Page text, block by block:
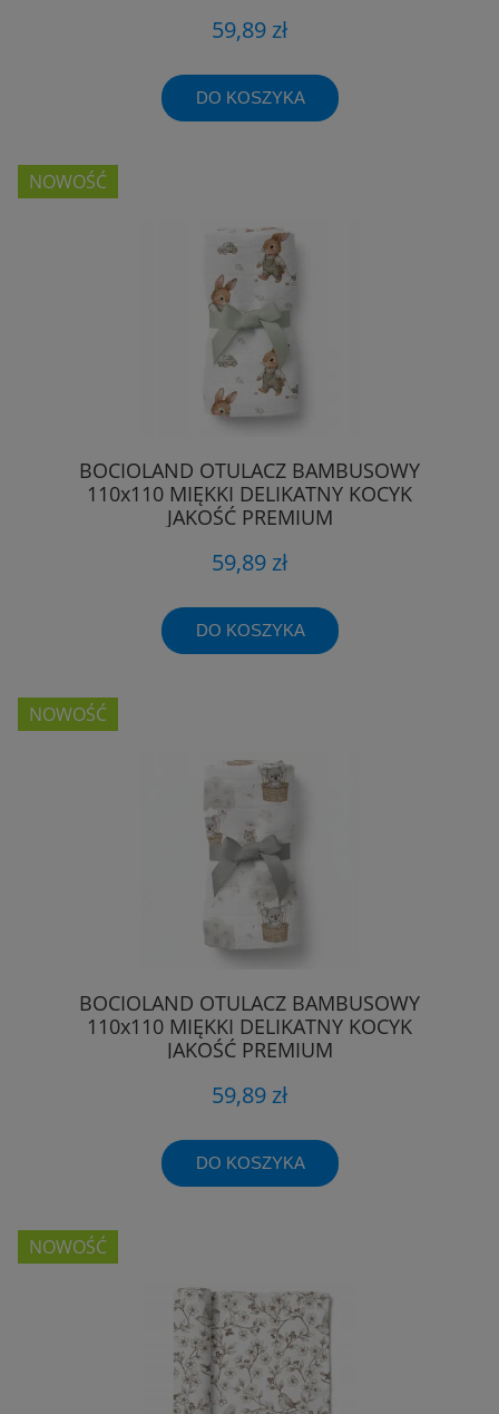
59,89 zł
DO KOSZYKA
BOCIOLAND OTULACZ BAMBUSOWY
110x110 MIĘKKI DELIKATNY KOCYK
JAKOŚĆ PREMIUM
59,89 zł
DO KOSZYKA
NOWOŚĆ
BOCIOLAND OTULACZ BAMBUSOWY
110x110 MIĘKKI DELIKATNY KOCYK
JAKOŚĆ PREMIUM
59,89 zł
DO KOSZYKA
NOWOŚĆ
NOWOŚĆ